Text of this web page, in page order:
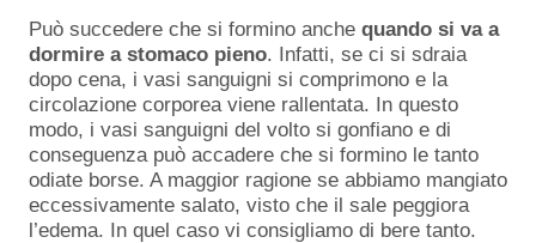
Può succedere che si formino anche quando si va a
dormire a stomaco pieno. Infatti, se ci si sdraia
dopo cena, i vasi sanguigni si comprimono e la
circolazione corporea viene rallentata. In questo
modo, i vasi sanguigni del volto si gonfiano e di
conseguenza può accadere che si formino le tanto
odiate borse. A maggior ragione se abbiamo mangiato
eccessivamente salato, visto che il sale peggiora
l’edema. In quel caso vi consigliamo di bere tanto.